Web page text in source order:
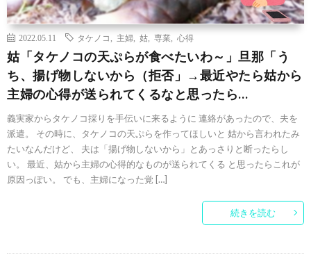
2022.05.11 タケノコ 主婦 姑 専業 心得
姑「タケノコの天ぷらが食べたいわ～」旦那「う
ち、揚げ物しないから（拒否」→最近やたら姑から
主婦の心得が送られてくるなと思ったら…
義実家からタケノコ採りを手伝いに来るように 連絡があったので、夫を
派遣。 その時に、タケノコの天ぷらを作ってほしいと 姑から言われたみ
たいなんだけど、 夫は「揚げ物しないから」とあっさりと断ったらし
い。 最近、姑から主婦の心得的なものが送られてくる と思ったらこれが
原因っぽい。 でも、主婦になった覚 […]
続きを読む